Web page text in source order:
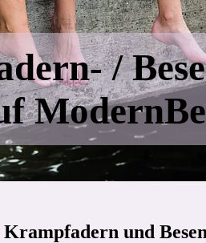
/
und